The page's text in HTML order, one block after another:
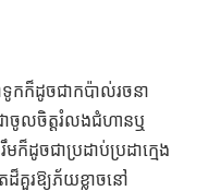
កក៏ដូចជាកប៉ាល់រចនា
លចិត្តរំលងជំហានឬ
ក៏ដូចជាប្រដាប់ប្រដាក្មេង
គួរឱ្យភ័យខ្លាចនៅ